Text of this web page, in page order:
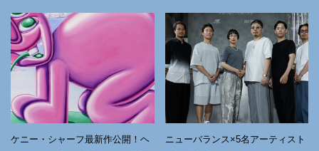
ケニー・シャーフ最新作公開！ヘ
ニューバランス×5名アーティスト